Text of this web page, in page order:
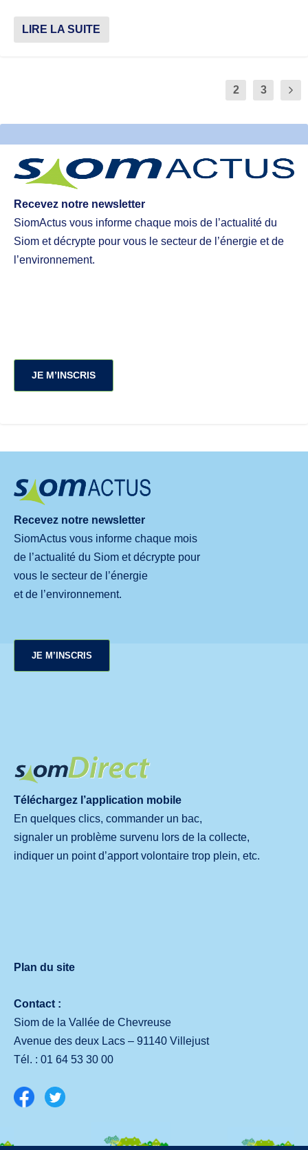
LIRE LA SUITE
2 3
Recevez notre newsletter
SiomActus vous informe chaque mois de l’actualité du
Siom et décrypte pour vous le secteur de l’énergie et de
l’environnement.
JE M’INSCRIS
Recevez notre newsletter
SiomActus vous informe chaque mois
de l’actualité du Siom et décrypte pour
vous le secteur de l’énergie
et de l’environnement.
JE M’INSCRIS
Téléchargez l’application mobile
En quelques clics, commander un bac,
signaler un problème survenu lors de la collecte,
indiquer un point d’apport volontaire trop plein, etc.
Plan du site
Contact :
Siom de la Vallée de Chevreuse
Avenue des deux Lacs – 91140 Villejust
Tél. : 01 64 53 30 00